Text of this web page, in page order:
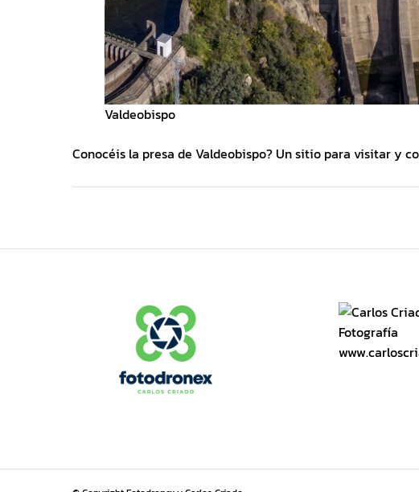
Valdeobispo
Conocéis la presa de Valdeobispo? Un sitio para visitar y